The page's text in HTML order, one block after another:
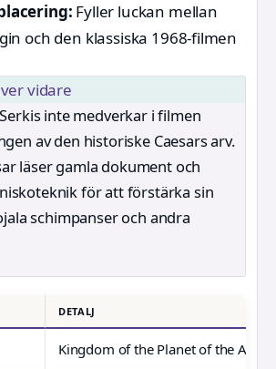
Fyller luckan mellan
och den klassiska 1968-filmen
vidare
inte medverkar i filmen
av den historiske Caesars arv.
läser gamla dokument och
för att förstärka sin
schimpanser och andra
DETALJ
Kingdom of the Planet of the Apes